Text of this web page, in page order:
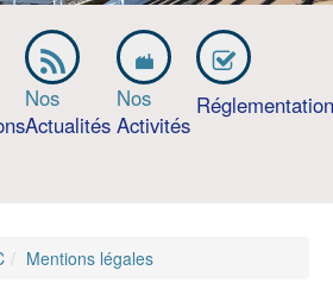
Nos
Actualités
Nos
Activités
Réglementation
Mentions légales